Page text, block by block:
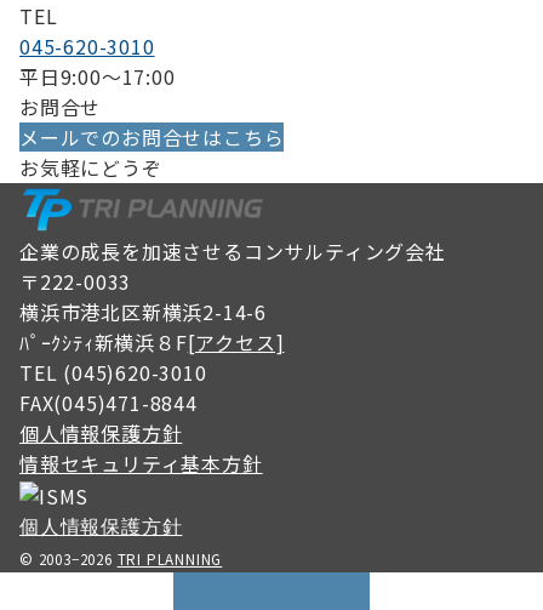
TEL
045-620-3010
平日9:00〜17:00
お問合せ
メールでのお問合せはこちら
お気軽にどうぞ
企業の成長を加速させるコンサルティング会社
〒222-0033
横浜市港北区新横浜2-14-6
ﾊﾟｰｸｼﾃｨ新横浜８F[アクセス]
TEL (045)620-3010
FAX(045)471-8844
個人情報保護方針
情報セキュリティ基本方針
個人情報保護方針
© 2003−2026 TRI PLANNING